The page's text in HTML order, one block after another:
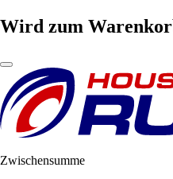
Wird zum
Zwischensumme